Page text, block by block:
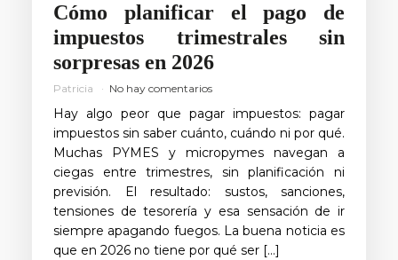
Cómo planificar el pago de
impuestos trimestrales sin
sorpresas en 2026
Patricia No hay comentarios
Hay algo peor que pagar impuestos: pagar
impuestos sin saber cuánto, cuándo ni por qué.
Muchas PYMES y micropymes navegan a
ciegas entre trimestres, sin planificación ni
previsión. El resultado: sustos, sanciones,
tensiones de tesorería y esa sensación de ir
siempre apagando fuegos. La buena noticia es
que en 2026 no tiene por qué ser […]